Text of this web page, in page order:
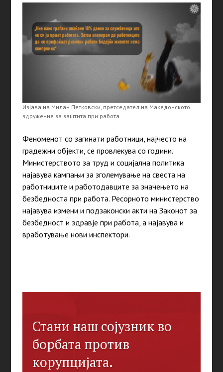
Изјава на Милан Петковски, претседател на Македонското
здружение за заштита при работа.
Феноменот со загинати работници, најчесто на
градежни објекти, се провлекува со години.
Министерството за труд и социјална политика
најавува кампањи за зголемување на свеста на
работниците и работодавците за значењето на
безбедноста при работа. Ресорното министерство
најавува измени и подзаконски акти на Законот за
безбедност и здравје при работа, а најавува и
вработување нови инспектори.
Стани наш сојузник во
борбата против
корупцијата.